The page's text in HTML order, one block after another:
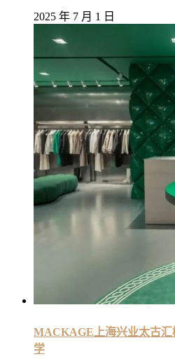
2025 年 7 月 1 日
MACKAGE上海兴业太古
学